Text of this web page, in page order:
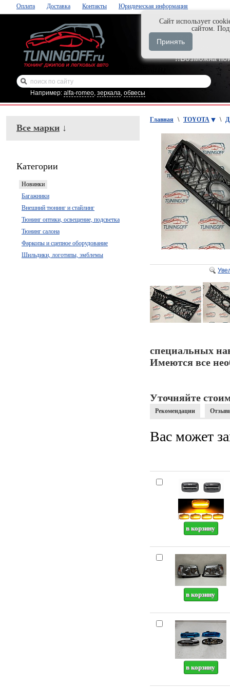
Оплата Доставка Контакты Юридическая информация
Нажми и
+7-929-495-
!!Возможна
Например: alfa-romeo, зеркала, обвесы
Все марки ↓
Категории
Новинки
Багажники
Внешний тюнинг и стайлинг
Тюнинг оптики, освещение, подсветка
Тюнинг салона
Фаркопы и сцепное оборудование
Шильдики, логотипы, эмблемы
Главная \ TOYOTA \
специальных
Имеются все
Уточняйте
Рекомендации
Вас может
Cайт использует
сайтом.
Принять